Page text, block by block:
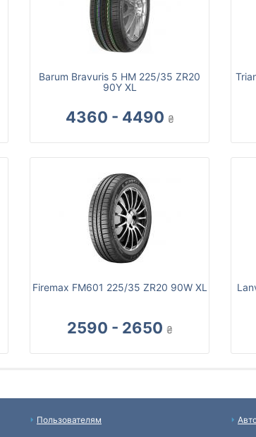
Barum Bravuris 5 HM 225/35 ZR20
90Y XL
4360 - 4490 ₴
Firemax FM601 225/35 ZR20 90W XL
2590 - 2650 ₴
Пользователям